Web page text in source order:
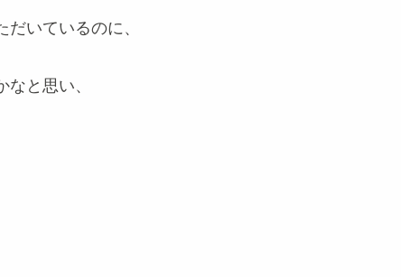
いているのに、
と思い、